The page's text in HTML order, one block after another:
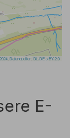
E-